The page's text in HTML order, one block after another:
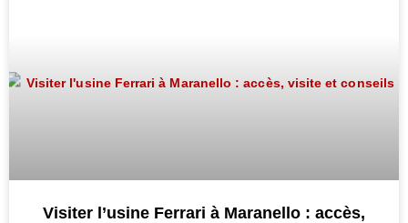
Visiter l’usine Ferrari à Maranello : accès,